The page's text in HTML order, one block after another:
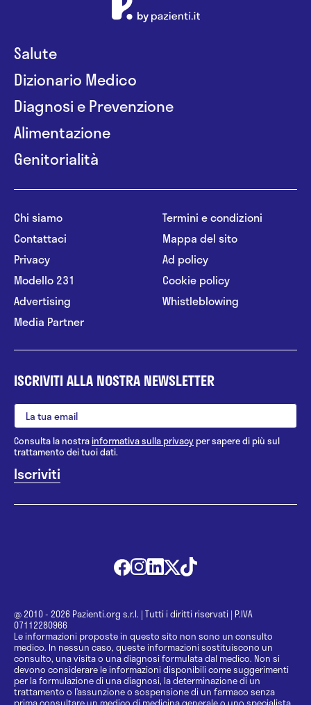
Salute
Dizionario Medico
Diagnosi e Prevenzione
Alimentazione
Genitorialità
Chi siamo
Contattaci
Privacy
Modello 231
Advertising
Media Partner
Termini e condizioni
Mappa del sito
Ad policy
Cookie policy
Whistleblowing
ISCRIVITI ALLA NOSTRA NEWSLETTER
Consulta la nostrainformativa sulla privacy per sapere di più sul
trattamento dei tuoi dati.
@ 2010 - 2026 Pazienti.org s.r.l. | Tutti i diritti riservati | P.IVA
07112280966
Le informazioni proposte in questo sito non sono un consulto
medico. In nessun caso, queste informazioni sostituiscono un
consulto, una visita o una diagnosi formulata dal medico. Non si
devono considerare le informazioni disponibili come suggerimenti
per la formulazione di una diagnosi, la determinazione di un
trattamento o l’assunzione o sospensione di un farmaco senza